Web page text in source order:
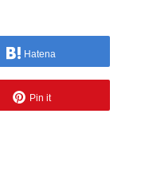
Hatena
Pin it